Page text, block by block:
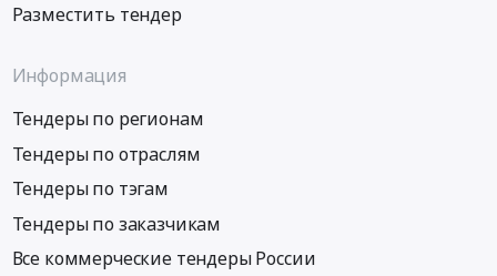
Разместить тендер
Информация
Тендеры по регионам
Тендеры по отраслям
Тендеры по тэгам
Тендеры по заказчикам
Все коммерческие тендеры России